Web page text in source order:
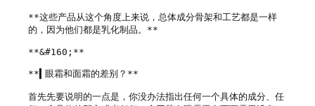
**这些产品从这个角度上来说，总体成分骨架和工艺都是一样
的，因为他们都是乳化制品。**
**&#160;**
**▍眼霜和面霜的差别？**
首先先要说明的一点是，你没办法指出任何一个具体的成分、任